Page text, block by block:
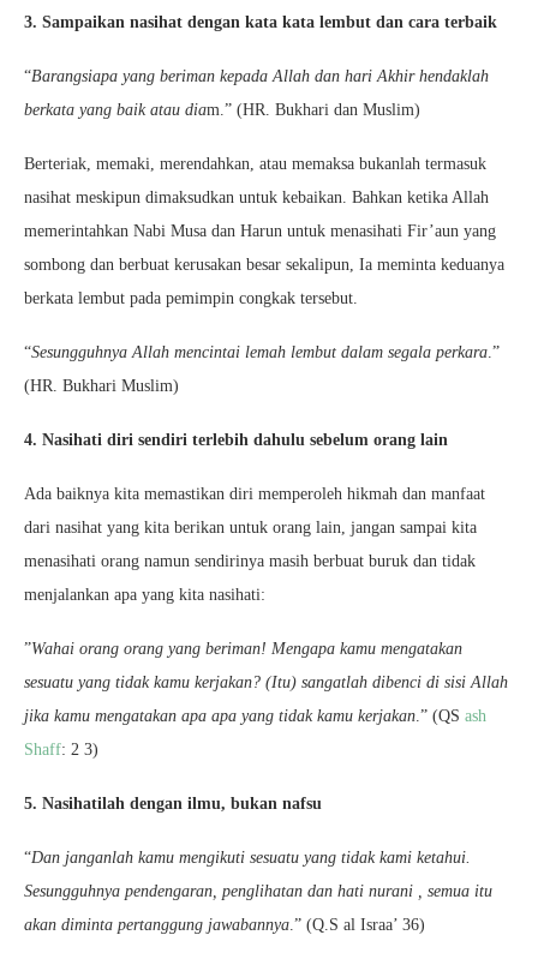
3. Sampaikan nasihat dengan kata kata lembut dan cara terbaik
“Barangsiapa yang beriman kepada Allah dan hari Akhir hendaklah
berkata yang baik atau diam.” (HR. Bukhari dan Muslim)
Berteriak, memaki, merendahkan, atau memaksa bukanlah termasuk
nasihat meskipun dimaksudkan untuk kebaikan. Bahkan ketika Allah
memerintahkan Nabi Musa dan Harun untuk menasihati Fir’aun yang
sombong dan berbuat kerusakan besar sekalipun, Ia meminta keduanya
berkata lembut pada pemimpin congkak tersebut.
“Sesungguhnya Allah mencintai lemah lembut dalam segala perkara.”
(HR. Bukhari Muslim)
4. Nasihati diri sendiri terlebih dahulu sebelum orang lain
Ada baiknya kita memastikan diri memperoleh hikmah dan manfaat
dari nasihat yang kita berikan untuk orang lain, jangan sampai kita
menasihati orang namun sendirinya masih berbuat buruk dan tidak
menjalankan apa yang kita nasihati:
”Wahai orang orang yang beriman! Mengapa kamu mengatakan
sesuatu yang tidak kamu kerjakan? (Itu) sangatlah dibenci di sisi Allah
jika kamu mengatakan apa apa yang tidak kamu kerjakan.” (QS ash
Shaff: 2 3)
5. Nasihatilah dengan ilmu, bukan nafsu
“Dan janganlah kamu mengikuti sesuatu yang tidak kami ketahui.
Sesungguhnya pendengaran, penglihatan dan hati nurani , semua itu
akan diminta pertanggung jawabannya.” (Q.S al Israa’ 36)